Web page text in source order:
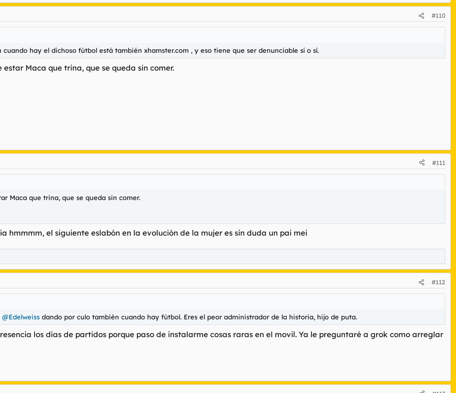
#110
hay el dichoso fútbol está también xhamster.com , y eso tiene que ser denunciable sí o sí.
Maca que trina, que se queda sin comer.
#111
Maca que trina, que se queda sin comer.
hmmmm, el siguiente eslabón en la evolución de la mujer es sin duda un pai mei
#112
@Edelweiss dando por culo también cuando hay fútbol. Eres el peor administrador de la historia, hijo de puta.
los días de partidos porque paso de instalarme cosas raras en el movil. Ya le preguntaré a grok como arreglar